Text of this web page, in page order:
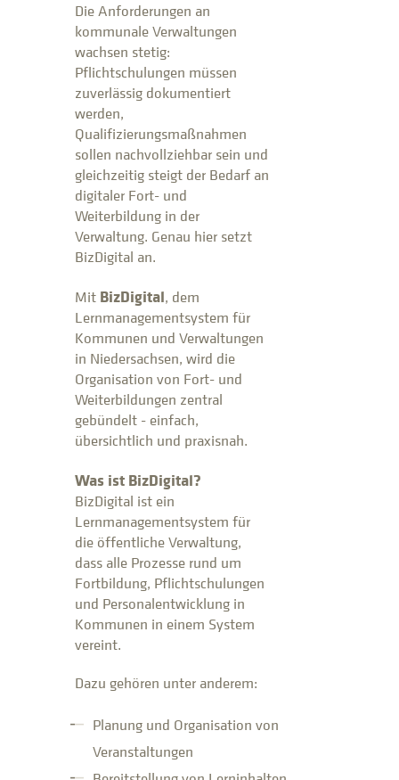
Die Anforderungen an
kommunale Verwaltungen
wachsen stetig:
Pflichtschulungen müssen
zuverlässig dokumentiert
werden,
Qualifizierungsmaßnahmen
sollen nachvollziehbar sein und
gleichzeitig steigt der Bedarf an
digitaler Fort- und
Weiterbildung in der
Verwaltung. Genau hier setzt
BizDigital an.
Mit BizDigital, dem
Lernmanagementsystem für
Kommunen und Verwaltungen
in Niedersachsen, wird die
Organisation von Fort- und
Weiterbildungen zentral
gebündelt - einfach,
übersichtlich und praxisnah.
Was ist BizDigital?
BizDigital ist ein
Lernmanagementsystem für
die öffentliche Verwaltung,
dass alle Prozesse rund um
Fortbildung, Pflichtschulungen
und Personalentwicklung in
Kommunen in einem System
vereint.
Dazu gehören unter anderem:
Planung und Organisation von
Veranstaltungen